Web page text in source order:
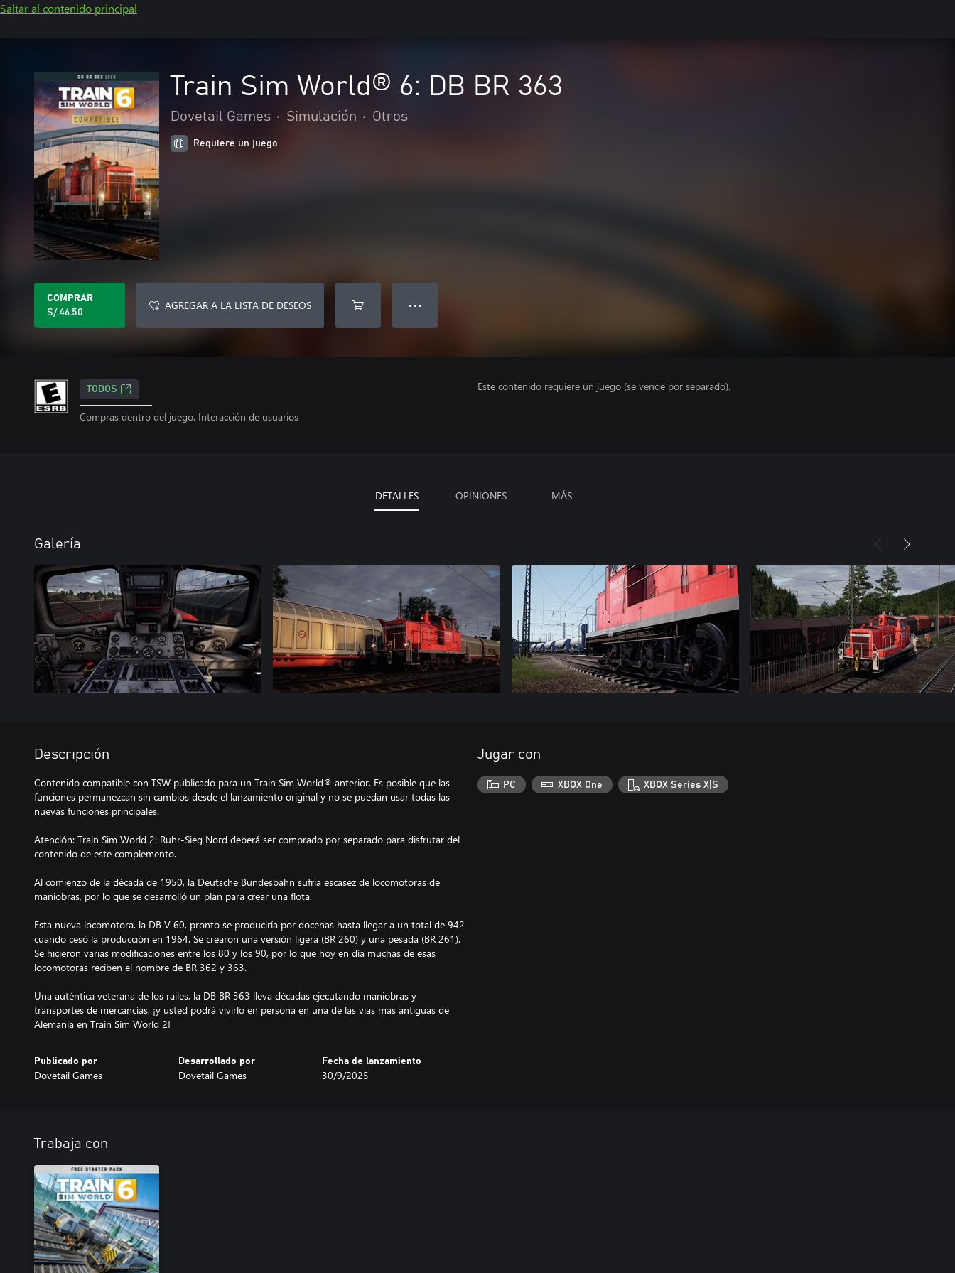
Saltar al contenido principal
Train Sim World® 6: DB BR 363
Dovetail Games • Simulación • Otros
Requiere un juego
COMPRAR
S/.46.50
AGREGAR A LA LISTA DE DESEOS ● ● ●
TODOS
Compras dentro del juego, Interacción de usuarios
Este contenido requiere un juego (se vende por separado).
DETALLES OPINIONES MÁS
Galería
Descripción
Contenido compatible con TSW publicado para un Train Sim World® anterior. Es posible que las
funciones permanezcan sin cambios desde el lanzamiento original y no se puedan usar todas las
nuevas funciones principales.
Atención: Train Sim World 2: Ruhr-Sieg Nord deberá ser comprado por separado para disfrutar del
contenido de este complemento.
Al comienzo de la década de 1950, la Deutsche Bundesbahn sufría escasez de locomotoras de
maniobras, por lo que se desarrolló un plan para crear una flota.
Esta nueva locomotora, la DB V 60, pronto se produciría por docenas hasta llegar a un total de 942
cuando cesó la producción en 1964. Se crearon una versión ligera (BR 260) y una pesada (BR 261).
Se hicieron varias modificaciones entre los 80 y los 90, por lo que hoy en día muchas de esas
locomotoras reciben el nombre de BR 362 y 363.
Una auténtica veterana de los railes, la DB BR 363 lleva décadas ejecutando maniobras y
transportes de mercancías, ¡y usted podrá vivirlo en persona en una de las vías más antiguas de
Publicado por
Dovetail Games
Desarrollado por
Dovetail Games
Fecha de lanzamiento
30/9/2025
Jugar con
PC XBOX One XBOX Series X|S
Trabaja con